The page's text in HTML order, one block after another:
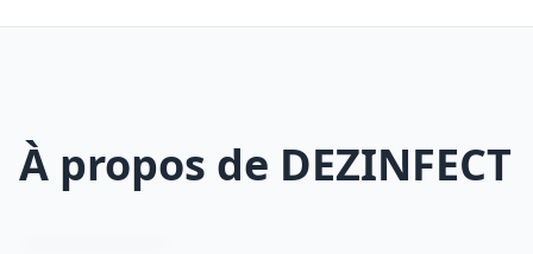
À propos de DEZINFECT